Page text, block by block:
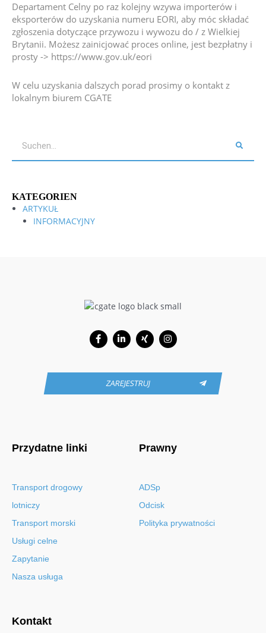
Departament Celny po raz kolejny wzywa importerów i
eksporterów do uzyskania numeru EORI, aby móc składać
zgłoszenia dotyczące przywozu i wywozu do / z Wielkiej
Brytanii. Możesz zainicjować proces online, jest bezpłatny i
prosty -> https://www.gov.uk/eori
W celu uzyskania dalszych porad prosimy o kontakt z
lokalnym biurem CGATE
KATEGORIEN
ARTYKUŁ
INFORMACYJNY
Facebook-
f
Linkedin-
in
Xing Instagram
ZAREJESTRUJ
Przydatne linki
Transport drogowy
lotniczy
Transport morski
Usługi celne
Zapytanie
Nasza usługa
Prawny
ADSp
Odcisk
Polityka prywatności
Kontakt